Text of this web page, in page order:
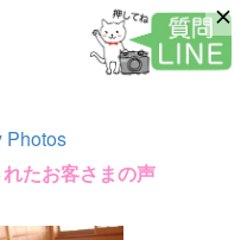
Photos
たお客さまの声